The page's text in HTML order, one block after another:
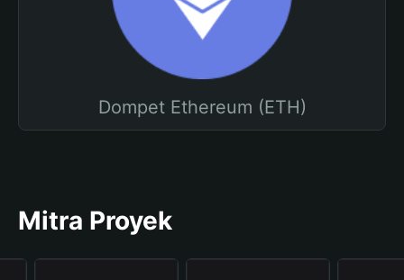
Dompet Ethereum (ETH)
Mitra Proyek